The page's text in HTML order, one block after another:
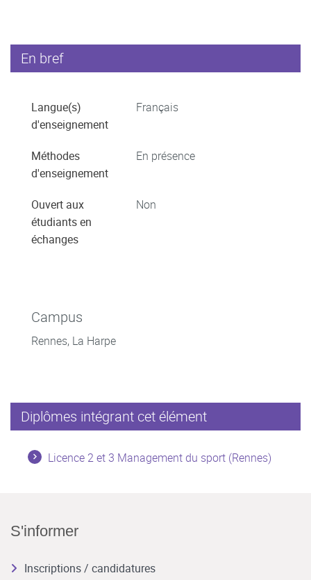
En bref
Langue(s)
d'enseignement
Français
Méthodes
d'enseignement
En présence
Ouvert aux
étudiants en
échanges
Non
Campus
Rennes, La Harpe
Diplômes intégrant cet élément
Licence 2 et 3 Management du sport (Rennes)
S'informer
Inscriptions / candidatures